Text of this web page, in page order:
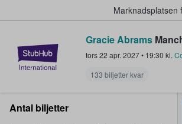
Marknadsplatsen
StubHub – där
Gracie Abrams
tors 22 apr. 2027• 19:30 kl.
133 biljetter kvar
Antal biljetter